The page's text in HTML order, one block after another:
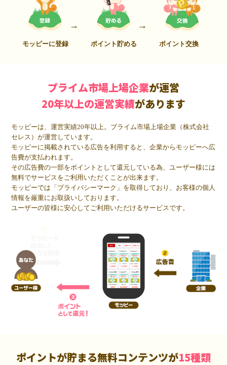
モッピーに登録 ポイント貯める ポイント交換
プライム市場上場企業が運営
20年以上の運営実績があります
モッピーは、運営実績20年以上。プライム市場上場企業（株式会社
セレス）が運営しています。
モッピーに掲載されている広告を利用すると、企業からモッピーへ広
告費が支払われます。
その広告費の一部をポイントとして還元している為、ユーザー様には
無料でサービスをご利用いただくことが出来ます。
モッピーでは「プライバシーマーク」を取得しており、お客様の個人
情報を厳重にお取扱いしております。
ユーザーの皆様に安心してご利用いただけるサービスです。
ポイントが貯まる無料コンテンツが15種類